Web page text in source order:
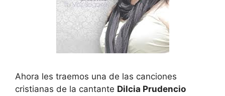
Ahora les traemos una de las canciones
cristianas de la cantante Dilcia Prudencio